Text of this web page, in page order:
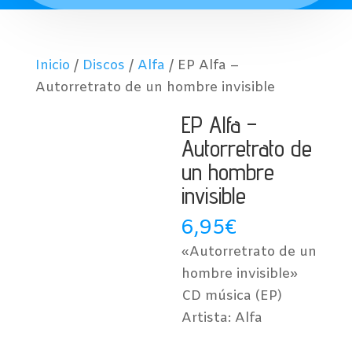
Inicio / Discos / Alfa / EP Alfa –
Autorretrato de un hombre invisible
EP Alfa –
Autorretrato de
un hombre
invisible
6,95€
«Autorretrato de un
hombre invisible»
CD música (EP)
Artista: Alfa